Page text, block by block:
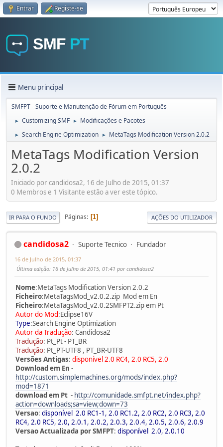
Entrar Registe-se
Menu principal
SMFPT - Suporte e Manutenção de Fórum em Português
► Customizing SMF ► Modificações e Pacotes
► Search Engine Optimization ► MetaTags Modification Version 2.0.2
MetaTags Modification Version
2.0.2
Iniciado por candidosa2, 16 de Julho de 2015, 01:37
0 Membros e 1 Visitante estão a ver este tópico.
IR PARA O FUNDO Páginas 1 AÇÕES DO UTILIZADOR
candidosa2 Suporte Tecnico Fundador
16 de Julho de 2015, 01:37
Última edição: 16 de Julho de 2015, 01:41 por candidosa2
Nome:MetaTags Modification Version 2.0.2
Ficheiro:MetaTagsMod_v2.0.2.zip Mod em En
Ficheiro:MetaTagsMod_v2.0.2SMFPT2.zip em Pt
Autor do Mod:Eclipse16V
Type:Search Engine Optimization
Autor da Tradução: Candidosa2
Tradução: Pt_Pt - PT_BR
Tradução: Pt_PT-UTF8 , PT_BR-UTF8
Versões Antigas: disponível 2.0 RC4, 2.0 RC5, 2.0
Download em En -
http://custom.simplemachines.org/mods/index.php?
mod=1871
download em Pt - http://comunidade.smfpt.net/index.php?
action=downloads;sa=view;down=73
Versao: disponível 2.0 RC1-1, 2.0 RC1.2, 2.0 RC2, 2.0 RC3, 2.0
RC4, 2.0 RC5, 2.0, 2.0.1, 2.0.2, 2.0.3, 2.0.4, 2.0.5, 2.0.6, 2.0.9
Versao Actualizada por SMFPT: disponível 2.0, 2.0.10